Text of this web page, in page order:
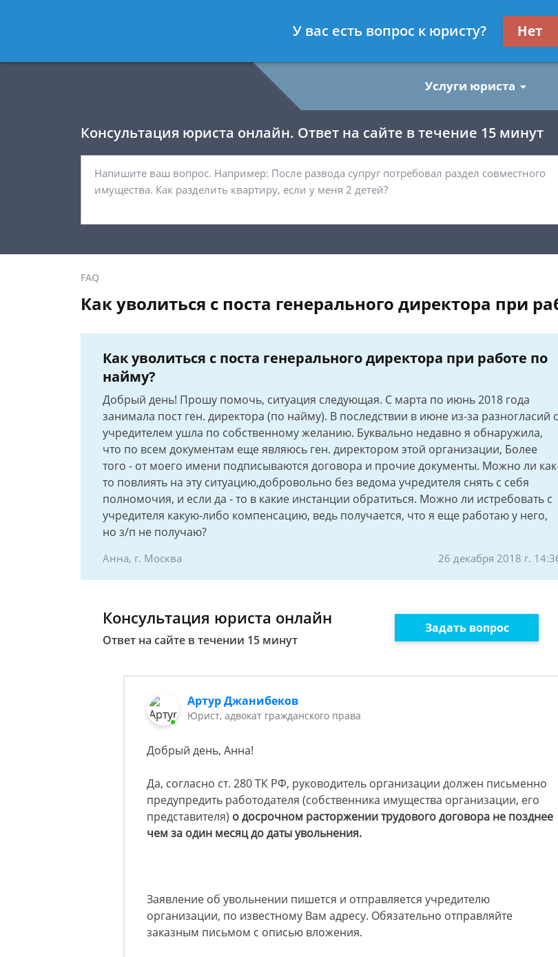
- Юрист по гражданским делам
Услуги юриста
Консультация юриста онлайн. Ответ на сайте в течение 15 минут
FAQ
Как уволиться с поста генерального директора при
Как уволиться с поста генерального директора при работе по
найму?
Добрый день! Прошу помочь, ситуация следующая. С марта по июнь 2018 года
занимала пост ген. директора (по найму). В последствии в июне из-за разногласий с
учредителем ушла по собственному желанию. Буквально недавно я обнаружила,
что по всем документам еще являюсь ген. директором этой организации, Более
того - от моего имени подписываются договора и прочие документы. Можно ли
то повлиять на эту ситуацию,добровольно без ведома учредителя снять с себя
полномочия, и если да - то в какие инстанции обратиться. Можно ли истребовать с
учредителя какую-либо компенсацию, ведь получается, что я еще работаю у него,
но з/п не получаю?
Анна, г. Москва 26 декабря 2018 г.
Консультация юриста онлайн
Ответ на сайте в течении 15 минут
Задать вопрос
Артур Джанибеков
Юрист, адвокат гражданского права
Добрый день, Анна!
Да, согласно ст. 280 ТК РФ, руководитель организации должен письменно
предупредить работодателя (собственника имущества организации, его
представителя) о досрочном расторжении трудового договора не позднее
чем за один месяц до даты увольнения.
Заявление об увольнении пишется и отправляется учредителю
организации, по известному Вам адресу. Обязательно отправляйте
заказным письмом с описью вложения.
У вас есть вопрос к юристу? Нет